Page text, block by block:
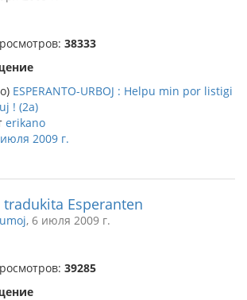
38333
ESPERANTO-URBOJ : Helpu min por listigi
! (2a)
erikano
2009 г.
tradukita Esperanten
, 6 июля 2009 г.
39285